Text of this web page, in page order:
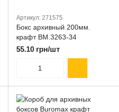
Артикул: 271575
Бокс архивный 200мм.
крафт BM.3263-34
55.10 грн/шт